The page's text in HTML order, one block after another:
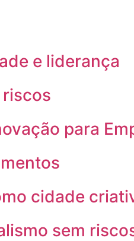
e liderança
para
cidade
sem